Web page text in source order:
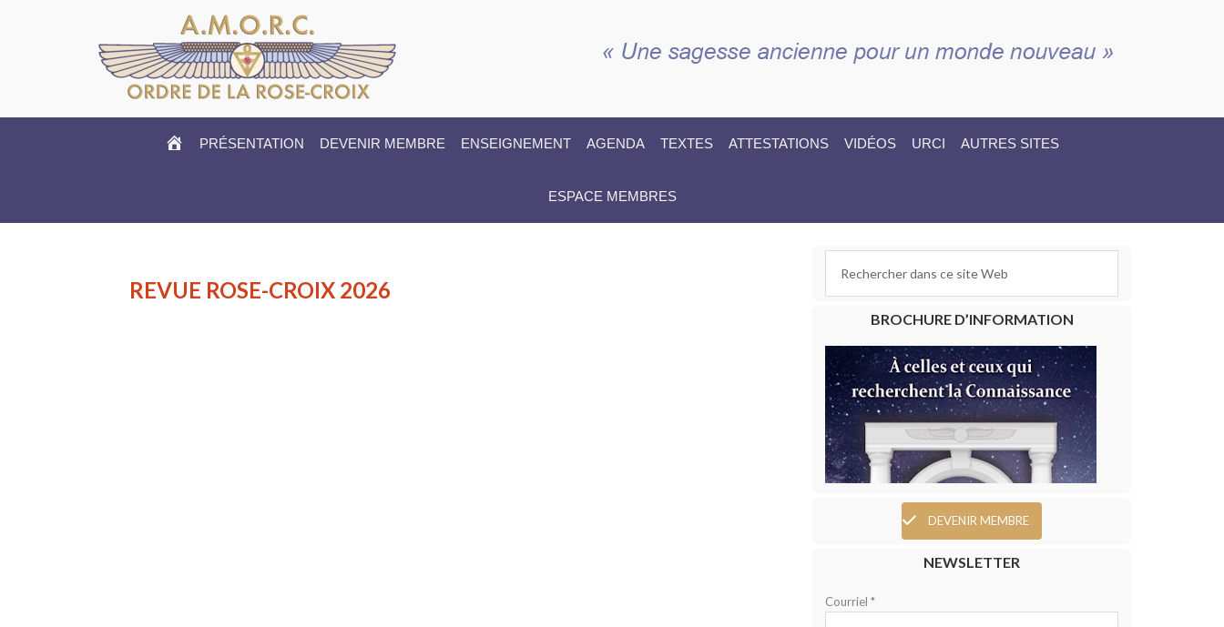
HOME
PRÉSENTATION DEVENIR MEMBRE ENSEIGNEMENT AGENDA TEXTES ATTESTATIONS VIDÉOS URCI AUTRES SITES
ESPACE MEMBRES
REVUE ROSE-CROIX 2026
BROCHURE D’INFORMATION
DEVENIR MEMBRE
NEWSLETTER
Courriel *